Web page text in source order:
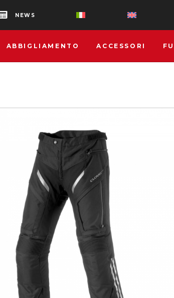
NEWS
ABBIGLIAMENTO ACCESSORI